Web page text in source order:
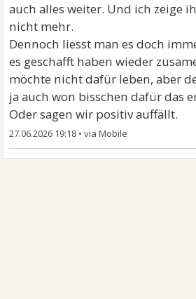
auch alles weiter. Und ich zeige
nicht mehr.
Dennoch liesst man es doch
es geschafft haben wieder
möchte nicht dafür leben, aber
ja auch won bisschen dafür das
Oder sagen wir positiv auffällt.
27.06.2026 19:18 •